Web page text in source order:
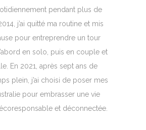
pendant plus de
j’ai quitté ma routine et mis
pour entreprendre un tour
en solo, puis en couple et
En 2021, après sept ans de
plein, j’ai choisi de poser mes
pour embrasser une vie
et déconnectée.